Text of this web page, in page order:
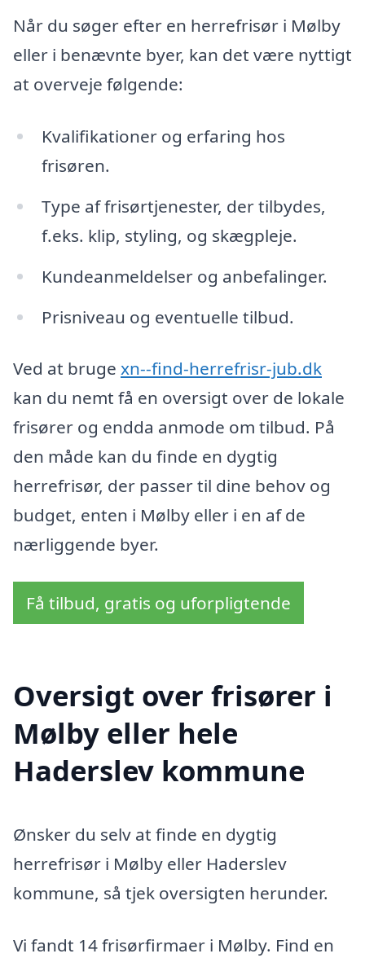
Når du søger efter en herrefrisør i Mølby
eller i benævnte byer, kan det være nyttigt
at overveje følgende:
Kvalifikationer og erfaring hos
frisøren.
Type af frisørtjenester, der tilbydes,
f.eks. klip, styling, og skægpleje.
Kundeanmeldelser og anbefalinger.
Prisniveau og eventuelle tilbud.
Ved at bruge xn--find-herrefrisr-jub.dk
kan du nemt få en oversigt over de lokale
frisører og endda anmode om tilbud. På
den måde kan du finde en dygtig
herrefrisør, der passer til dine behov og
budget, enten i Mølby eller i en af de
nærliggende byer.
Få tilbud, gratis og uforpligtende
Oversigt over frisører i
Mølby eller hele
Haderslev kommune
Ønsker du selv at finde en dygtig
herrefrisør i Mølby eller Haderslev
kommune, så tjek oversigten herunder.
Vi fandt 14 frisørfirmaer i Mølby. Find en